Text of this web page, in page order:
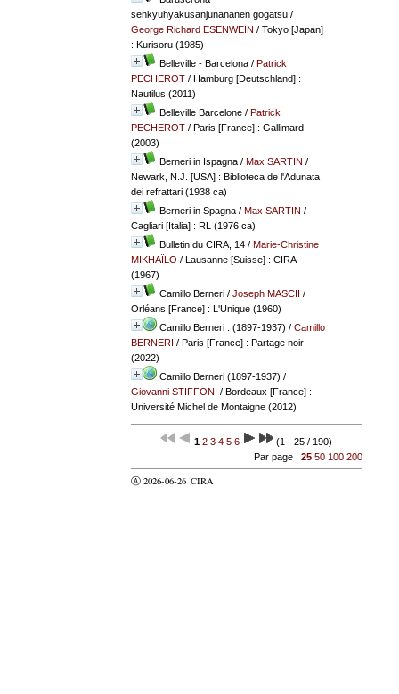
senkyuhyakusanjunananen gogatsu/
George Richard ESENWEIN / Tokyo [Japan]
: Kurisoru (1985)
Belleville - Barcelona/ Patrick
PECHEROT/ Hamburg [Deutschland] :
Nautilus (2011)
Belleville Barcelone/ Patrick
PECHEROT/ Paris [France] : Gallimard
(2003)
Berneri in Ispagna/ Max SARTIN /
Newark, N.J. [USA] : Biblioteca de l'Adunata
dei refrattari (1938 ca)
Berneri in Spagna/ Max SARTIN /
Cagliari [Italia] : RL (1976 ca)
Bulletin du CIRA, 14/ Marie-Christine
MIKHAÏLO / Lausanne [Suisse] : CIRA
(1967)
Camillo Berneri/ Joseph MASCII /
Orléans [France] : L'Unique (1960)
Camillo Berneri : (1897-1937) / Camillo
BERNERI / Paris [France] : Partage noir
(2022)
Camillo Berneri (1897-1937) /
Giovanni STIFFONI / Bordeaux [France] :
Université Michel de Montaigne (2012)
1 2 3 4 5 6
(1 - 25 / 190)
Par page : 25 50 100 200
Ⓐ 2026-06-26 CIRA